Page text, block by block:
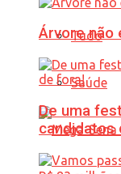
Tudo
Saúde
Árvore não
De uma
candidatos